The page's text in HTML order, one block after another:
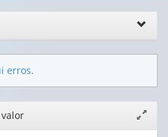
erros.
janela